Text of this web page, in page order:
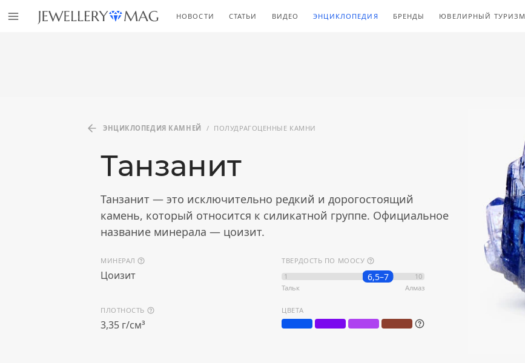
НОВОСТИ СТАТЬИ ВИДЕО ЭНЦИКЛОПЕДИЯ БРЕНДЫ ЮВЕЛИРНЫЙ ТУРИЗМ
ЭНЦИКЛОПЕДИЯ КАМНЕЙ / ПОЛУДРАГОЦЕННЫЕ КАМНИ
Танзанит
Танзанит — это исключительно редкий и дорогостоящий
камень, который относится к силикатной группе. Официальное
название минерала — цоизит.
МИНЕРАЛ
Цоизит
ПЛОТНОСТЬ
3,35 г/см³
ТВЕРДОСТЬ ПО МООСУ
1
10
Тальк
Алмаз
6,5–7
ЦВЕТА